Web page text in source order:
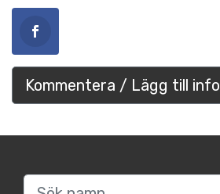
Kommentera / Lägg till info
Sök